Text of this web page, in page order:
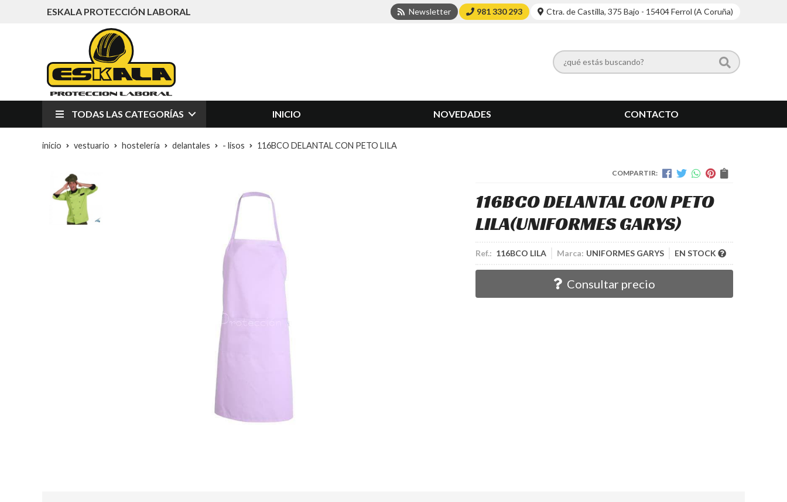
ESKALA PROTECCIÓN LABORAL Newsletter 981 330 293 Ctra. de Castilla, 375 Bajo - 15404 Ferrol (A Coruña)
TODAS LAS CATEGORÍAS INICIO NOVEDADES CONTACTO
inicio vestuario hostelería delantales - lisos 116BCO DELANTAL CON PETO LILA
COMPARTIR:
116BCO DELANTAL CON PETO
LILA(UNIFORMES GARYS)
Ref.: 116BCO LILA Marca: UNIFORMES GARYS EN STOCK
Consultar precio